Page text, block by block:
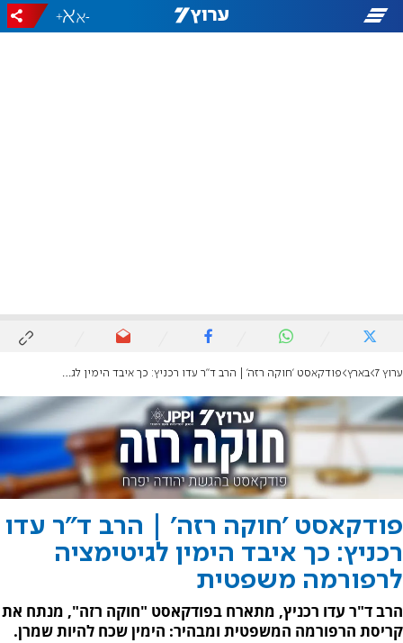
-
+
ערוץ 7 בארץ פודקאסט 'חוקה רזה' | הרב ד"ר עדו רכניץ: כך איבד הימין לגיטימציה לרפורמה משפטית
פודקאסט 'חוקה רזה' | הרב ד"ר עדו
רכניץ: כך איבד הימין לגיטימציה
לרפורמה משפטית
הרב ד"ר עדו רכניץ, מתארח בפודקאסט "חוקה רזה", מנתח את
קריסת הרפורמה המשפטית ומבהיר: הימין שכח להיות שמרן.